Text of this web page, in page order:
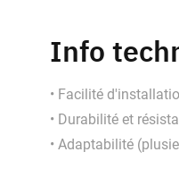
Info
• Facilité
• Durabilité et
• Adaptabilité